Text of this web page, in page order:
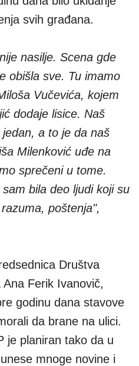
svih građana.
nasilje. Scena gde
obišla sve. Tu imamo
Vučevića, kojem
dodaje lisice. Naš
a to je da naš
Milenković uđe na
sprečeni u tome.
bila deo ljudi koji su
poštenja",
Društva
Ferik Ivanovič,
godinu dana stavove
da brane na ulici.
je planiran tako da u
mnoge novine i